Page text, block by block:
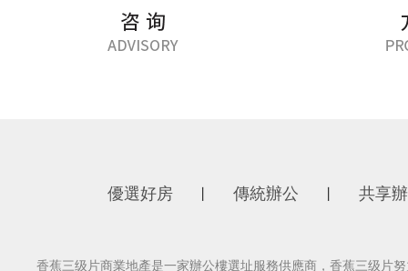
優選好房 傳統辦公 共享
香蕉三级片商業地產是一家辦公樓選址服務供應商，香蕉三级片